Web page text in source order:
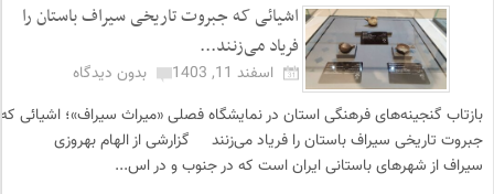
اشیائی که جبروت تاریخی سیراف باستان را
فریاد می‌زنند...
اسفند 11, 1403
بدون دیدگاه
بازتاب گنجینه‌های فرهنگی استان در نمایشگاه فصلی «میراث سیراف»؛ اشیائی که
جبروت تاریخی سیراف باستان را فریاد می‌زنند گزارشی از الهام بهروزی
سیراف از شهرهای باستانی ایران است که در جنوب و در اس...